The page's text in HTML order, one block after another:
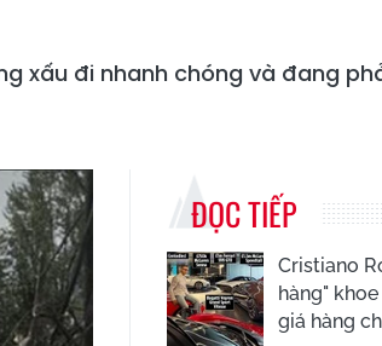
xấu đi nhanh chóng và đang
ĐỌC TIẾP
Cristiano
hàng"
giá hàng